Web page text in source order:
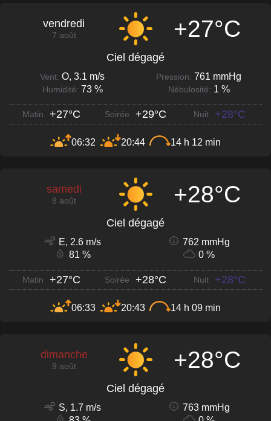
vendredi
7 août +27°C
Ciel dégagé
Vent: O, 3.1 m/s Pression: 761 mmHg
Humidité: 73 % Nébulosité: 1 %
Matin +27°C Soirée +29°C Nuit +28°C
06:32 20:44 14 h 12 min
samedi
8 août +28°C
Ciel dégagé
E, 2.6 m/s
762 mmHg
81 %
0 %
Matin +27°C Soirée +28°C Nuit +28°C
06:33 20:43 14 h 09 min
dimanche
9 août +28°C
Ciel dégagé
S, 1.7 m/s
763 mmHg